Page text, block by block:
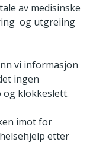
av medisinske
og utgreiing
vi informasjon
ingen
og klokkeslett.
imot for
etter